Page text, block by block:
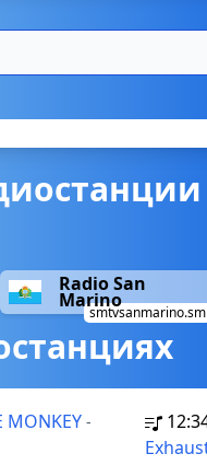
Radio San
Marino
smtvsanmarino.sm
MONKEY -